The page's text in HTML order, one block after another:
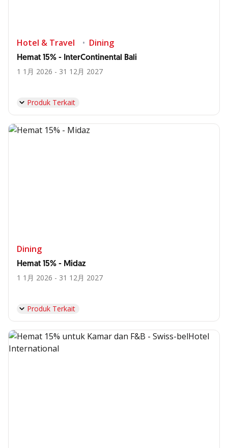
Hotel & Travel Dining
Hemat 15% - InterContinental Bali
1 1月 2026 - 31 12月 2027
Produk Terkait
Dining
Hemat 15% - Midaz
1 1月 2026 - 31 12月 2027
Produk Terkait